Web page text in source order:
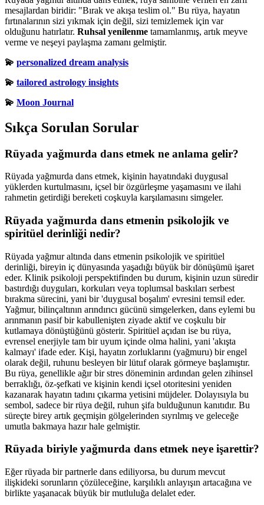
mesajlardan biridir: "Bırak ve akışa teslim ol." Bu rüya, hayatın
fırtınalarının sizi yıkmak için değil, sizi temizlemek için var
olduğunu hatırlatır. Ruhsal yenilenme tamamlanmış, artık meyve
verme ve neşeyi paylaşma zamanı gelmiştir.
💫 personalized dream analysis
💫 tailored astrology insights
💫 Moon Journal
Sıkça Sorulan Sorular
Rüyada yağmurda dans etmek ne anlama gelir?
Rüyada yağmurda dans etmek, kişinin hayatındaki duygusal
yüklerden kurtulmasını, içsel bir özgürleşme yaşamasını ve ilahi
rahmetin getirdiği bereketi coşkuyla karşılamasını simgeler.
Rüyada yağmurda dans etmenin psikolojik ve
spiritüel derinliği nedir?
Rüyada yağmur altında dans etmenin psikolojik ve spiritüel
derinliği, bireyin iç dünyasında yaşadığı büyük bir dönüşümü işaret
eder. Klinik psikoloji perspektifinden bu durum, kişinin uzun süredir
bastırdığı duyguları, korkuları veya toplumsal baskıları serbest
bırakma sürecini, yani bir 'duygusal boşalım' evresini temsil eder.
Yağmur, bilinçaltının arındırıcı gücünü simgelerken, dans eylemi bu
arınmanın pasif bir kabullenişten ziyade aktif ve coşkulu bir
kutlamaya dönüştüğünü gösterir. Spiritüel açıdan ise bu rüya,
evrensel enerjiyle tam bir uyum içinde olma halini, yani 'akışta
kalmayı' ifade eder. Kişi, hayatın zorluklarını (yağmuru) bir engel
olarak değil, ruhunu besleyen bir lütuf olarak görmeye başlamıştır.
Bu rüya, genellikle ağır bir stres döneminin ardından gelen zihinsel
berraklığı, öz-şefkati ve kişinin kendi içsel otoritesini yeniden
kazanarak hayatın tadını çıkarma yetisini müjdeler. Dolayısıyla bu
sembol, sadece bir rüya değil, ruhun şifa bulduğunun kanıtıdır. Bu
süreçte birey artık geçmişin gölgelerinden sıyrılmış ve geleceğe
umutla bakmaya hazır hale gelmiştir.
Rüyada biriyle yağmurda dans etmek neye işarettir?
Eğer rüyada bir partnerle dans ediliyorsa, bu durum mevcut
ilişkideki sorunların çözüleceğine, karşılıklı anlayışın artacağına ve
birlikte yaşanacak büyük bir mutluluğa delalet eder.